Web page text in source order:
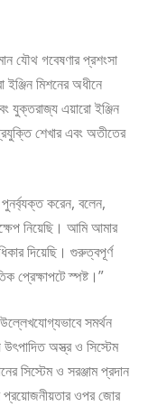
যৌথ গবেষণার প্রশংসা
মিশনের অধীনে
যুক্তরাজ্য এয়ারো ইঞ্জিন
শেখার এবং অতীতের
পুনর্ব্যক্ত করেন, বলেন,
নিয়েছি। আমি আমার
দিয়েছি। গুরুত্বপূর্ণ
প্রেক্ষাপটে স্পষ্ট।”
সমর্থন
অস্ত্র ও সিস্টেম
সিস্টেম ও সরঞ্জাম প্রদান
ওপর জোর